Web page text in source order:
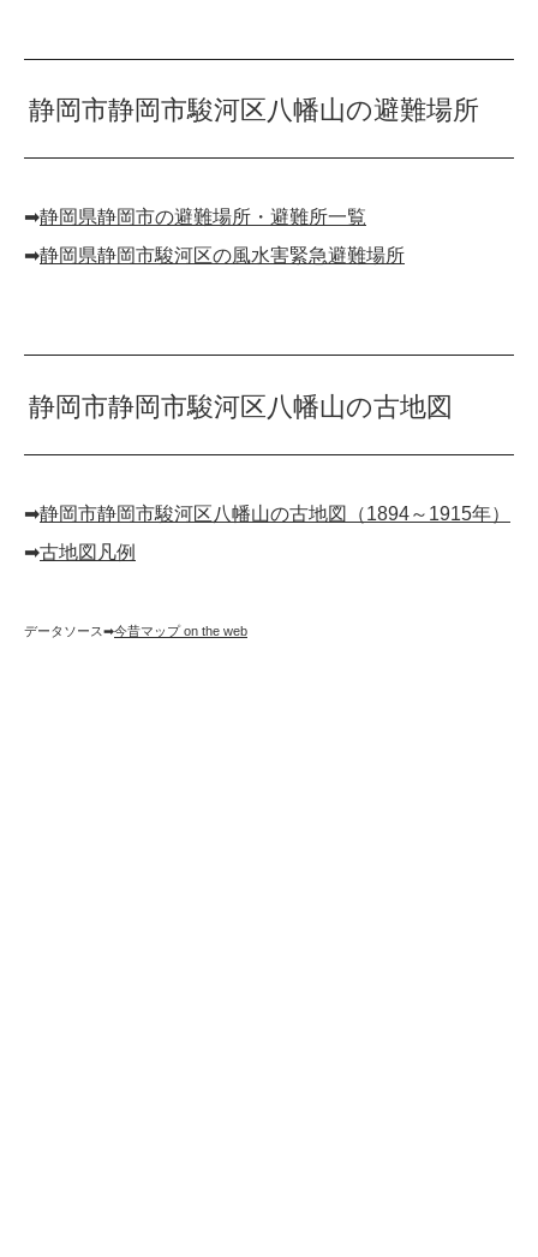
静岡市静岡市駿河区八幡山の避難場所
➡︎静岡県静岡市の避難場所・避難所一覧
➡︎静岡県静岡市駿河区の風水害緊急避難場所
静岡市静岡市駿河区八幡山の古地図
➡︎静岡市静岡市駿河区八幡山の古地図（1894～1915年）
➡︎古地図凡例
データソース➡︎今昔マップ on the web